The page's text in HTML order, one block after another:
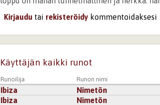
Kirjaudu tai rekisteröidy kommentoidaksesi
Käyttäjän kaikki runot
Runoilija Runon nimi
Ibiza Nimetön
Ibiza
Nimetön